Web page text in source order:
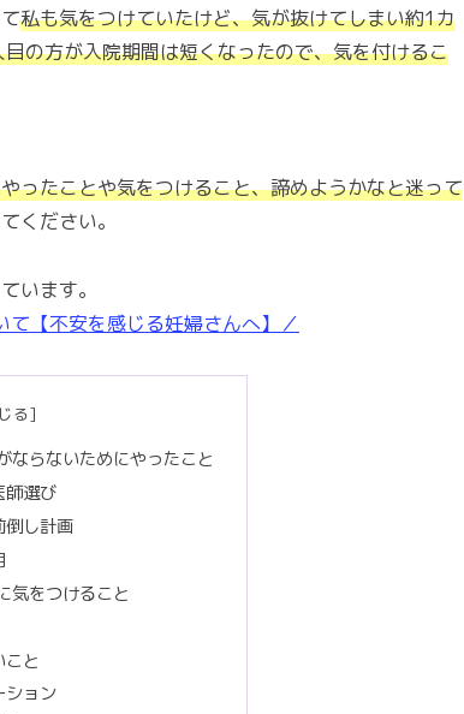
私も気をつけていたけど、気が抜けてしまい約1カ
の方が入院期間は短くなったので、気を付けるこ
ったことや気をつけること、諦めようかなと迷って
ください。
います。
【不安を感じる妊婦さんへ】／
ならないためにやったこと
師選び
倒し計画
気をつけること
と
ション